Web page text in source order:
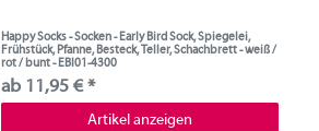
Happy Socks - Socken - Early Bird Sock, Spiegelei,
Frühstück, Pfanne, Besteck, Teller, Schachbrett - weiß /
rot / bunt - EBI01-4300
ab 11,95 € *
Artikel anzeigen